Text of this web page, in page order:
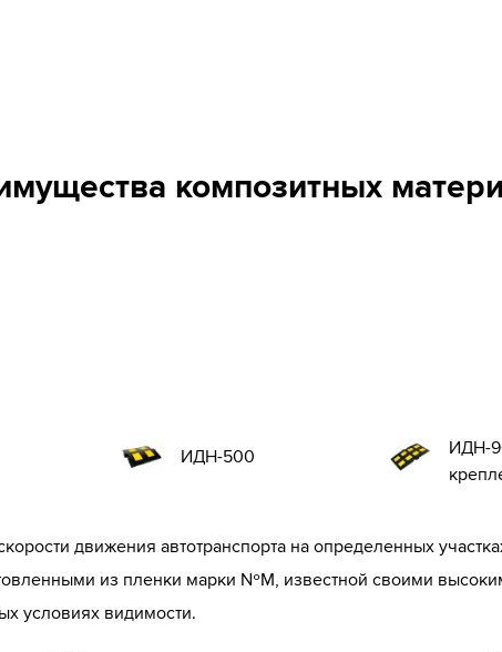
композитных
ИДН-500
ИДН-
движения автотранспорта на определенных
из пленки марки №М, известной своими
условиях видимости.